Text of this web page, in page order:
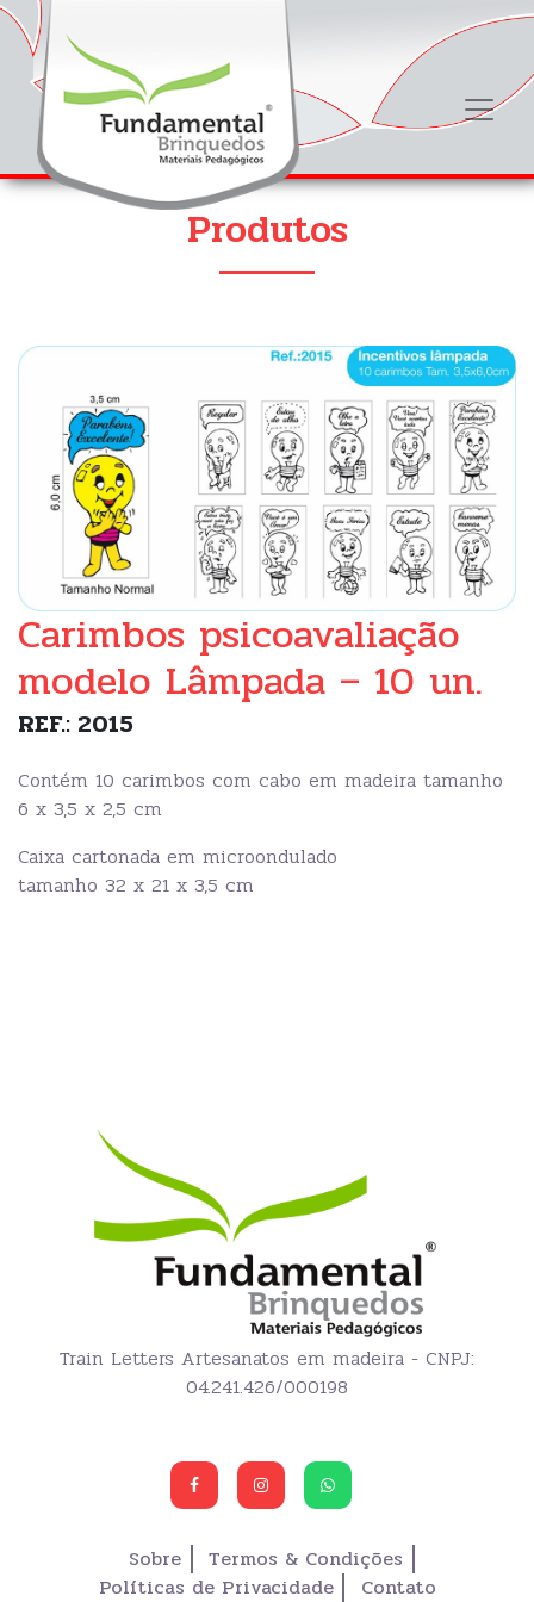
Produtos
Carimbos psicoavaliação
modelo Lâmpada – 10 un.
REF.: 2015
Contém 10 carimbos com cabo em madeira tamanho
6 x 3,5 x 2,5 cm
Caixa cartonada em microondulado
tamanho 32 x 21 x 3,5 cm
Train Letters Artesanatos em madeira - CNPJ:
04.241.426/000198
Sobre
Termos & Condições
Políticas de Privacidade
Contato